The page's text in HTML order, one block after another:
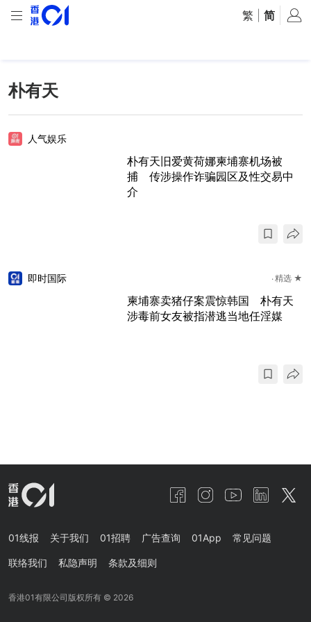
繁 简
朴有天
人气娱乐
朴有天旧爱黄荷娜柬埔寨机场被
捕 传涉操作诈骗园区及性交易中
介
即时国际 精选 ★
柬埔寨卖猪仔案震惊韩国 朴有天
涉毒前女友被指潜逃当地任淫媒
01线报 关于我们 01招聘 广告查询 01App 常见问题
联络我们 私隐声明 条款及细则
香港01有限公司版权所有 © 2026